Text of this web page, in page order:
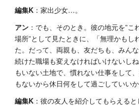
編集K ：家出少女…。
アン ：でも、そのとき。彼の地元を”こ
場所”として見たときに、「無理かもし
た。だって、両親も、友だちも、みん
続けた職場も変えなければいけないし
もいない土地で、慣れない仕事をして
もないから休日何をして過ごしていいか
編集K ：彼の友人を紹介してもらえる